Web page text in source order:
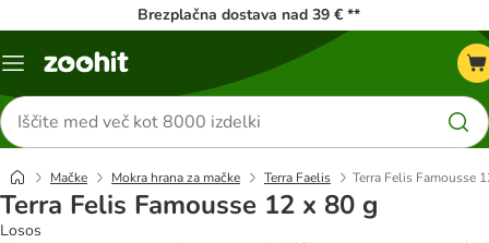
Brezplačna dostava nad 39 € **
Meni
Iskanje
izdelkov
Mačke Mokra hrana za mačke Terra Faelis Terra Felis Famousse
Terra Felis Famousse 12 x 80 g
Losos